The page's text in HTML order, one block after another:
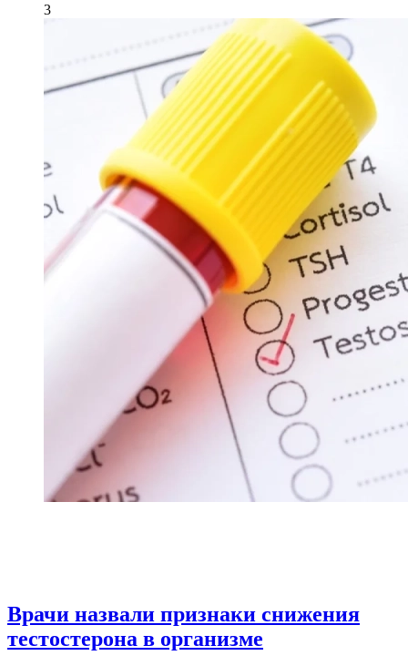
3
Врачи назвали признаки снижения
тестостерона в организме